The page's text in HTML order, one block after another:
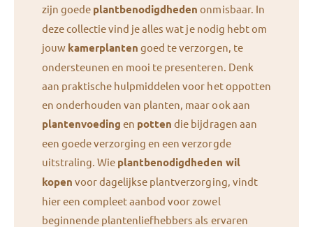
zijn goede plantbenodigdheden onmisbaar. In
deze collectie vind je alles wat je nodig hebt om
jouw kamerplanten goed te verzorgen, te
ondersteunen en mooi te presenteren. Denk
aan praktische hulpmiddelen voor het oppotten
en onderhouden van planten, maar ook aan
plantenvoeding en potten die bijdragen aan
een goede verzorging en een verzorgde
uitstraling. Wie plantbenodigdheden wil
kopen voor dagelijkse plantverzorging, vindt
hier een compleet aanbod voor zowel
beginnende plantenliefhebbers als ervaren